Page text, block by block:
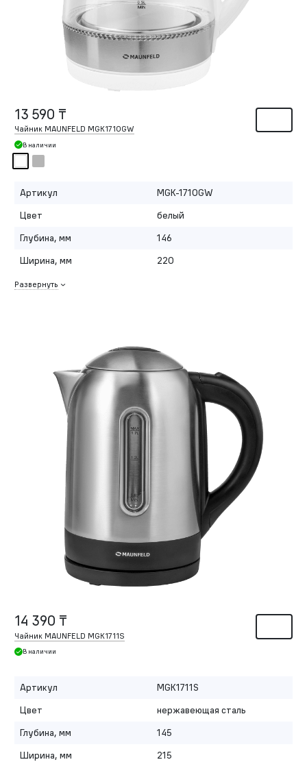
13 590 ₸
Чайник MAUNFELD MGK1710GW
В наличии
Артикул
MGK-1710GW
Цвет
белый
Глубина, мм
146
Ширина, мм
220
Развернуть
14 390 ₸
Чайник MAUNFELD MGK1711S
В наличии
Артикул
MGK1711S
Цвет
нержавеющая сталь
Глубина, мм
145
Ширина, мм
215